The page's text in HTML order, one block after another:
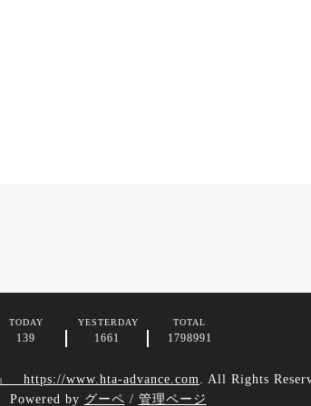
TODAY
139
YESTERDAY
1661
TOTAL
1798991
https://www.hta-advance.com. All Rights
Powered by グーペ / 管理ページ